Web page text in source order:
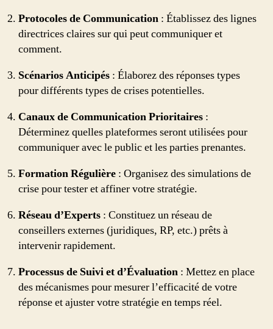
Protocoles de Communication : Établissez des lignes
directrices claires sur qui peut communiquer et
comment.
Scénarios Anticipés : Élaborez des réponses types
pour différents types de crises potentielles.
Canaux de Communication Prioritaires :
Déterminez quelles plateformes seront utilisées pour
communiquer avec le public et les parties prenantes.
Formation Régulière : Organisez des simulations de
crise pour tester et affiner votre stratégie.
Réseau d’Experts : Constituez un réseau de
conseillers externes (juridiques, RP, etc.) prêts à
intervenir rapidement.
Processus de Suivi et d’Évaluation : Mettez en place
des mécanismes pour mesurer l’efficacité de votre
réponse et ajuster votre stratégie en temps réel.